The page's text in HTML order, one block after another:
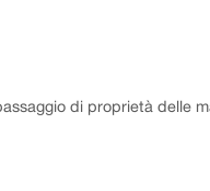
di proprietà delle